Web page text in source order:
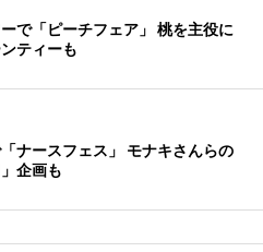
で「ピーチフェア」 桃を主役に
ティーも
ナースフェス」 モナキさんらの
企画も